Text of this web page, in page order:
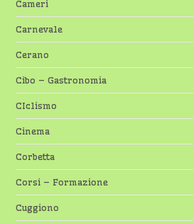
Cameri
Carnevale
Cerano
Cibo – Gastronomia
CIclismo
Cinema
Corbetta
Corsi – Formazione
Cuggiono